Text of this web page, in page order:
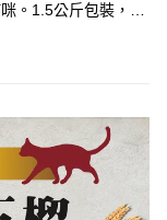
。1.5公斤包裝，方